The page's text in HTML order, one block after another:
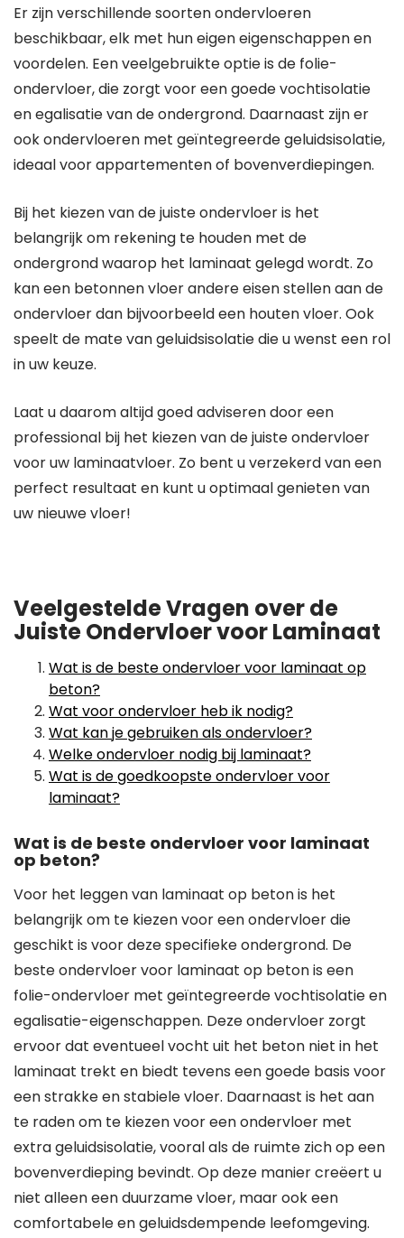
Er zijn verschillende soorten ondervloeren
beschikbaar, elk met hun eigen eigenschappen en
voordelen. Een veelgebruikte optie is de folie-
ondervloer, die zorgt voor een goede vochtisolatie
en egalisatie van de ondergrond. Daarnaast zijn er
ook ondervloeren met geïntegreerde geluidsisolatie,
ideaal voor appartementen of bovenverdiepingen.
Bij het kiezen van de juiste ondervloer is het
belangrijk om rekening te houden met de
ondergrond waarop het laminaat gelegd wordt. Zo
kan een betonnen vloer andere eisen stellen aan de
ondervloer dan bijvoorbeeld een houten vloer. Ook
speelt de mate van geluidsisolatie die u wenst een rol
in uw keuze.
Laat u daarom altijd goed adviseren door een
professional bij het kiezen van de juiste ondervloer
voor uw laminaatvloer. Zo bent u verzekerd van een
perfect resultaat en kunt u optimaal genieten van
uw nieuwe vloer!
Veelgestelde Vragen over de
Juiste Ondervloer voor Laminaat
Wat is de beste ondervloer voor laminaat op
beton?
Wat voor ondervloer heb ik nodig?
Wat kan je gebruiken als ondervloer?
Welke ondervloer nodig bij laminaat?
Wat is de goedkoopste ondervloer voor
laminaat?
Wat is de beste ondervloer voor laminaat
op beton?
Voor het leggen van laminaat op beton is het
belangrijk om te kiezen voor een ondervloer die
geschikt is voor deze specifieke ondergrond. De
beste ondervloer voor laminaat op beton is een
folie-ondervloer met geïntegreerde vochtisolatie en
egalisatie-eigenschappen. Deze ondervloer zorgt
ervoor dat eventueel vocht uit het beton niet in het
laminaat trekt en biedt tevens een goede basis voor
een strakke en stabiele vloer. Daarnaast is het aan
te raden om te kiezen voor een ondervloer met
extra geluidsisolatie, vooral als de ruimte zich op een
bovenverdieping bevindt. Op deze manier creëert u
niet alleen een duurzame vloer, maar ook een
comfortabele en geluidsdempende leefomgeving.